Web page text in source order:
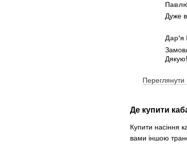
Де купити
Купити насіння
вами іншою
Дуже
Дар'я
Дякую!
Переглянути